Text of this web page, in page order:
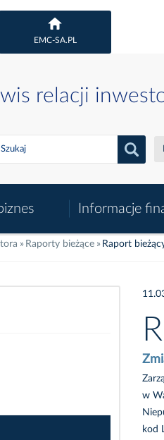
EMC-SA.PL
relacji
Informacje
Raporty bieżące Raport
w
kod